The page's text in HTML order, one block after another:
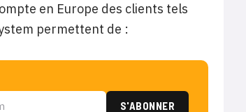
en Europe des clients tels
permettent de :